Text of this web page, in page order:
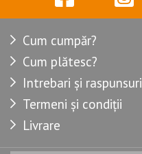
Cum cumpăr?
Cum plătesc?
Intrebari și raspunsuri
Termeni și condiții
Livrare